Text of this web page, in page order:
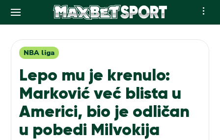
contentNBA liga
Lepo mu je krenulo:
Marković već blista u
Americi, bio je odličan
u pobedi Milvokija